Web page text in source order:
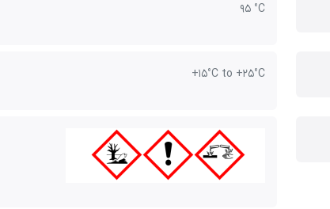
95 °C
+15°C to +25°C